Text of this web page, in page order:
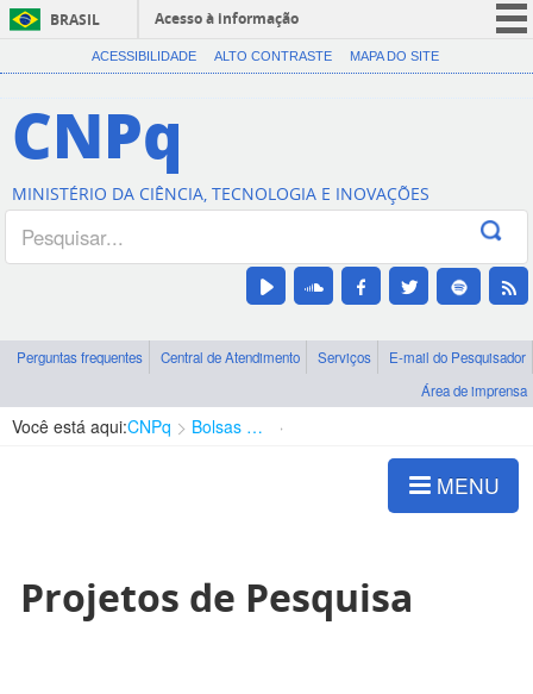
BRASIL
Acesso à informação
CORONAVÍRUS (COVID-19)
Canais
ACESSIBILIDADE ALTO CONTRASTE MAPA DO SITE
CNPq
MINISTÉRIO DA CIÊNCIA, TECNOLOGIA E INOVAÇÕES
Perguntas frequentes Central de Atendimento Serviços
E-mail do Pesquisador
Área de imprensa
Você está aqui:CNPq Bolsas e Auxílios Vigentes
MENU
Projetos de Pesquisa